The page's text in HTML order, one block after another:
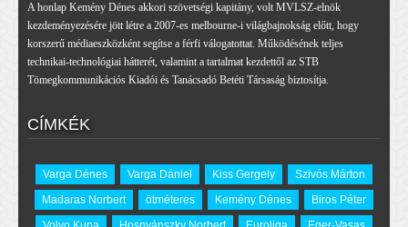
A honlap Kemény Dénes akkori szövetségi kapitány, volt MVLSZ-elnök
kezdeményezésére jött létre a 2007-es melbourne-i világbajnokság előtt, hogy
korszerű médiaeszközként segítse a férfi válogatottat. Működésének teljes
technikai-technológiai hátterét, valamint a tartalmat kezdettől az STB
Tömegkommunikációs Kiadói és Tanácsadó Betéti Társaság biztosítja.
CÍMKÉK
Varga Dénes Varga Dániel Kiss Gergely
Szivós Márton
Madaras Norbert
ötméteres Kemény Dénes
Biros Péter